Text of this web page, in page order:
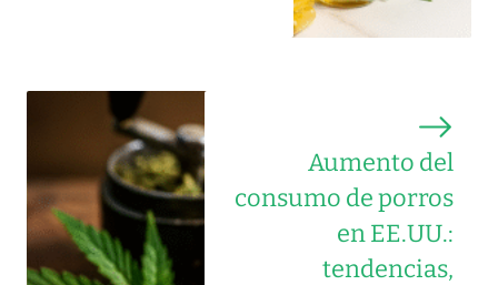
Aumento del
consumo de porros
en EE.UU.:
tendencias,